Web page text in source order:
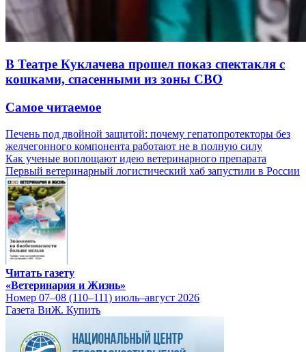
В Театре Куклачева прошел показ спектакля с
кошками, спасенными из зоны СВО
Самое читаемое
Печень под двойной защитой: почему гепатопротекторы без
желчегонного компонента работают не в полную силу
Как ученые воплощают идею ветеринарного препарата
Первый ветеринарный логистический хаб запустили в России
Читать газету
«Ветеринария и Жизнь»
Номер 07–08 (110–111) июль–август 2026
Газета ВиЖ. Купить